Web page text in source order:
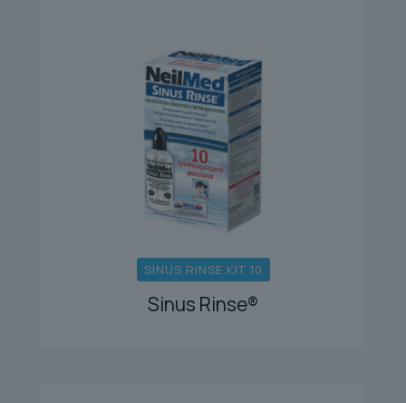
SINUS RINSE KIT 10
Sinus Rinse®